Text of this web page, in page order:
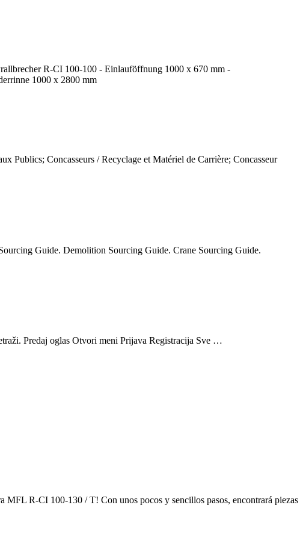
R-CI 100-100 - Einlauföffnung 1000 x 670 mm -
1000 x 2800 mm
Publics; Concasseurs / Recyclage et Matériel de Carrière; Concasseur
Guide. Demolition Sourcing Guide. Crane Sourcing Guide.
Predaj oglas Otvori meni Prijava Registracija Sve …
MFL R-CI 100-130 / T! Con unos pocos y sencillos pasos, encontrará piezas